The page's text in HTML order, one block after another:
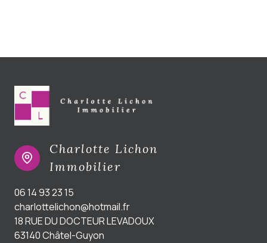
Charlotte Lichon
Immobilier
06 14 93 23 15
charlottelichon@hotmail.fr
18 RUE DU DOCTEUR LEVADOUX
63140 Châtel-Guyon